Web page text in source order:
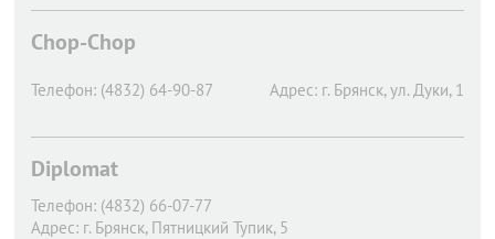
Chop-Chop
Телефон: (4832) 64-90-87 Адрес: г. Брянск, ул. Дуки, 1
Diplomat
Телефон: (4832) 66-07-77
Адрес: г. Брянск, Пятницкий Тупик, 5